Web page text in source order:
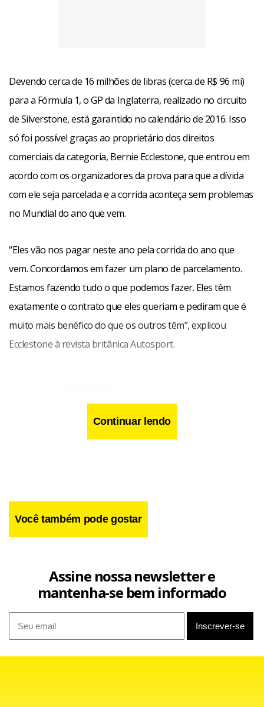
Devendo cerca de 16 milhões de libras (cerca de R$ 96 mi)
para a Fórmula 1, o GP da Inglaterra, realizado no circuito
de Silverstone, está garantido no calendário de 2016. Isso
só foi possível graças ao proprietário dos direitos
comerciais da categoria, Bernie Ecclestone, que entrou em
acordo com os organizadores da prova para que a dívida
com ele seja parcelada e a corrida aconteça sem problemas
no Mundial do ano que vem.
“Eles vão nos pagar neste ano pela corrida do ano que
vem. Concordamos em fazer um plano de parcelamento.
Estamos fazendo tudo o que podemos fazer. Eles têm
exatamente o contrato que eles queriam e pediram que é
muito mais benéfico do que os outros têm”, explicou
Ecclestone à revista britânica Autosport.
britânico entrar em ação com dinheiro público, já que o GP
de Silverstone tem sido importante para a economia da
Continuar lendo
Você também pode gostar
Assine nossa newsletter e
mantenha-se bem informado